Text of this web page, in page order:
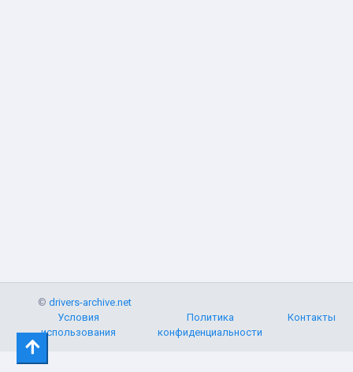
©drivers-archive.net
Условия
использования
Политика
конфиденциальности
Контакты